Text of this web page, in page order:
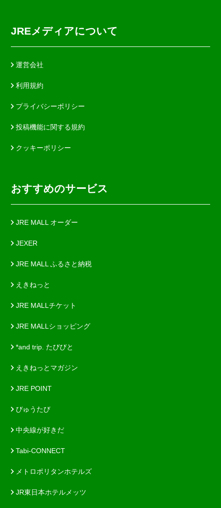
JREメディアについて
運営会社
利用規約
プライバシーポリシー
投稿機能に関する規約
クッキーポリシー
おすすめのサービス
JRE MALL オーダー
JEXER
JRE MALL ふるさと納税
えきねっと
JRE MALLチケット
JRE MALLショッピング
*and trip. たびびと
えきねっとマガジン
JRE POINT
びゅうたび
中央線が好きだ
Tabi-CONNECT
メトロポリタンホテルズ
JR東日本ホテルメッツ